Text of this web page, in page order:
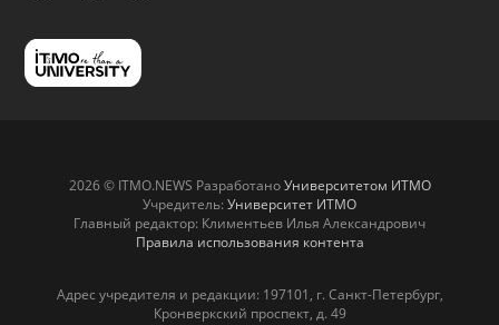
2026 © ITMO.NEWS РазработаноУниверситетом ИТМО
Учредитель: Университет ИТМО
Главный редактор: Климентьев Илья Александрович
Правила использования контента
Адрес учредителя и редакции: 197101, г. Санкт-Петербург,
Кронверкский проспект, д. 49